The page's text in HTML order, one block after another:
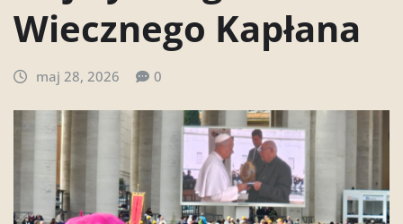
Wiecznego Kapłana
maj 28, 2026 0